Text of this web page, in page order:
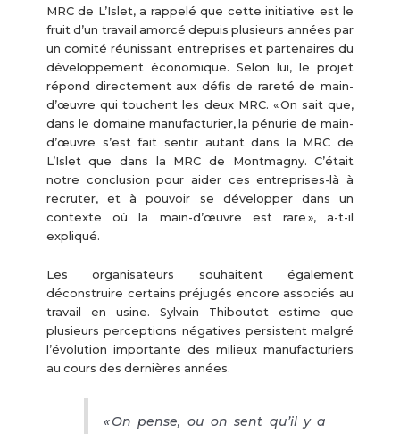
MRC de L’Islet, a rappelé que cette initiative est le
fruit d’un travail amorcé depuis plusieurs années par
un comité réunissant entreprises et partenaires du
développement économique. Selon lui, le projet
répond directement aux défis de rareté de main-
d’œuvre qui touchent les deux MRC. « On sait que,
dans le domaine manufacturier, la pénurie de main-
d’œuvre s’est fait sentir autant dans la MRC de
L’Islet que dans la MRC de Montmagny. C’était
notre conclusion pour aider ces entreprises-là à
recruter, et à pouvoir se développer dans un
contexte où la main-d’œuvre est rare », a-t-il
expliqué.
Les organisateurs souhaitent également
déconstruire certains préjugés encore associés au
travail en usine. Sylvain Thiboutot estime que
plusieurs perceptions négatives persistent malgré
l’évolution importante des milieux manufacturiers
au cours des dernières années.
« On pense, ou on sent qu’il y a